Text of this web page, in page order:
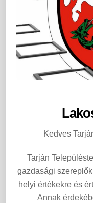
Kedves
Tarján
gazdasági
helyi értékekre és
Annak